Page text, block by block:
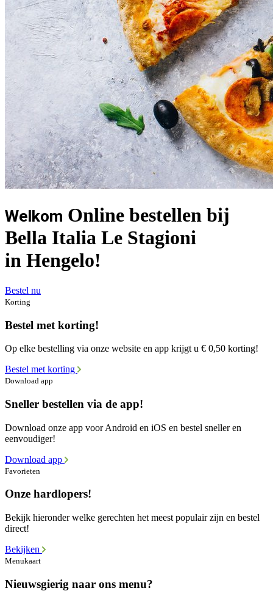
Welkom Online bestellen bij
Bella Italia Le Stagioni
in Hengelo!
Bestel nu
Korting
Bestel met korting!
Op elke bestelling via onze website en app krijgt u € 0,50 korting!
Bestel met korting
Download app
Sneller bestellen via de app!
Download onze app voor Android en iOS en bestel sneller en
eenvoudiger!
Download app
Favorieten
Onze hardlopers!
Bekijk hieronder welke gerechten het meest populair zijn en bestel
direct!
Bekijken
Menukaart
Nieuwsgierig naar ons menu?